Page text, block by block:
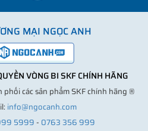
MẠI NGỌC ANH
VÒNG BI SKF CHÍNH HÃNG
phối các sản phẩm SKF chính hãng ®
info@ngocanh.com
5999- 0763 356 999